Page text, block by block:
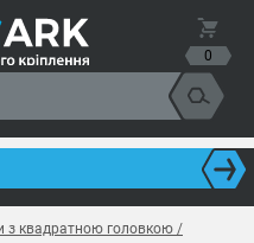
0
з квадратною головкою /